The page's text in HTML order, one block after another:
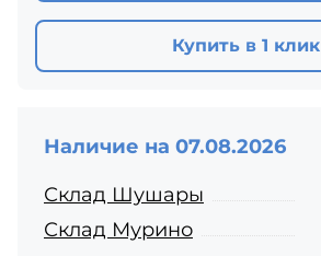
Купить в 1 клик
Наличие на 07.08.2026
Склад Шушары
Склад Мурино